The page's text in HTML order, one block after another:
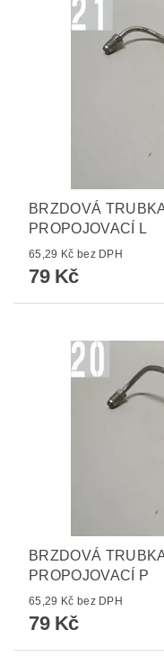
BRZDOVÁ
PROPOJOVACÍ L
65,29 Kč bez DPH
79 Kč
BRZDOVÁ
PROPOJOVACÍ P
65,29 Kč bez DPH
79 Kč